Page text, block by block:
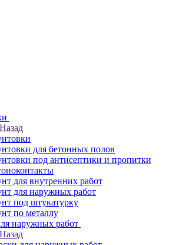
Назад
для бетонных полов
под антисептики и пропитки
для внутренних работ
для наружных работ
под штукатурку
по металлу
наружных работ
Назад